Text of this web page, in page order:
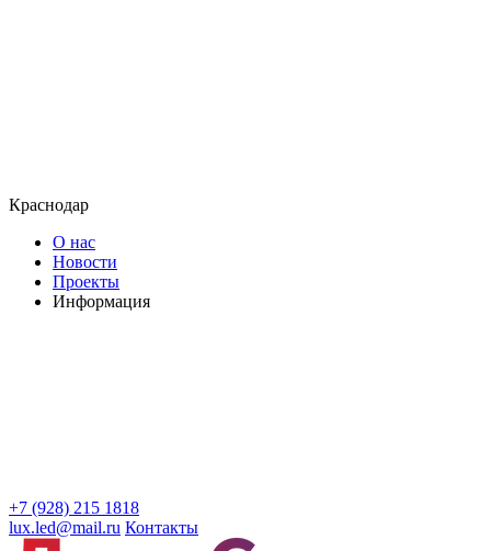
Краснодар
О нас
Новости
Проекты
Информация
+7 (928) 215 1818
lux.led@mail.ru Контакты